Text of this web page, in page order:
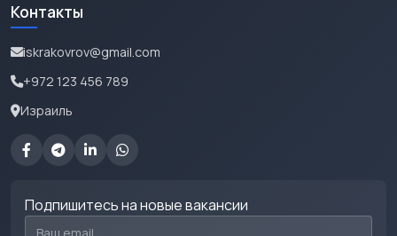
Контакты
iskrakovrov@gmail.com
+972 123 456 789
Израиль
Подпишитесь на новые вакансии
Email для подписки